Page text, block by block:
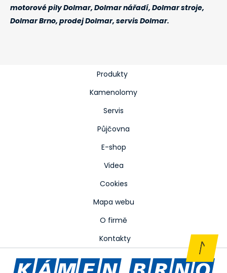
motorové pily Dolmar, Dolmar nářadí, Dolmar stroje,
Dolmar Brno, prodej Dolmar, servis Dolmar.
Produkty
Kamenolomy
Servis
Půjčovna
E-shop
Videa
Cookies
Mapa webu
O firmě
Kontakty